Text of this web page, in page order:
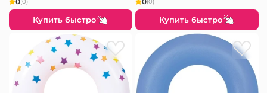
(0)
Купить быстро
(0)
Купить быстро